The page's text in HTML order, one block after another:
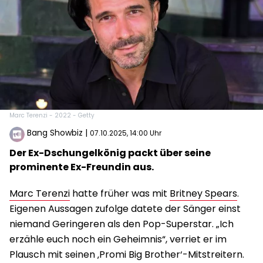
Marc Terenzi - 2022 - Getty
Bang Showbiz | 07.10.2025, 14:00 Uhr
Der Ex-Dschungelkönig packt über seine
prominente Ex-Freundin aus.
Marc Terenzi hatte früher was mit Britney Spears.
Eigenen Aussagen zufolge datete der Sänger einst
niemand Geringeren als den Pop-Superstar. „Ich
erzähle euch noch ein Geheimnis“, verriet er im
Plausch mit seinen ‚Promi Big Brother‘-Mitstreitern.